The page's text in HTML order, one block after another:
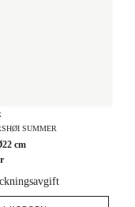
SUMMER
cm